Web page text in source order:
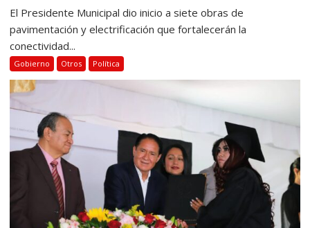
El Presidente Municipal dio inicio a siete obras de
pavimentación y electrificación que fortalecerán la
conectividad...
Gobierno Otros Política